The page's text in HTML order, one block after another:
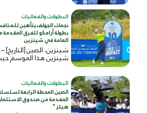
البطولات والفعاليات
نجمات الجولف يتأهبن
بطولة أرامكو للفرق
العامة في شينزين
شينزين، الصين [التاريخ]
شينزين هذا الموسم
البطولات والفعاليات
الصين المحطة الرابعة
المقدمة من صندوق
هيلز"